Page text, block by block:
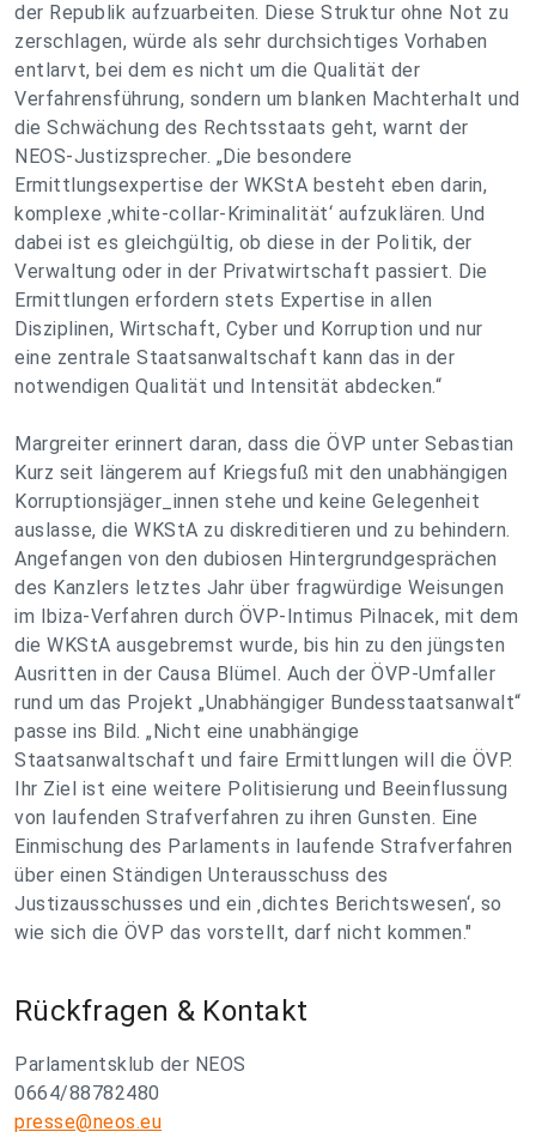
der Republik aufzuarbeiten. Diese Struktur ohne Not zu
zerschlagen, würde als sehr durchsichtiges Vorhaben
entlarvt, bei dem es nicht um die Qualität der
Verfahrensführung, sondern um blanken Machterhalt und
die Schwächung des Rechtsstaats geht, warnt der
NEOS-Justizsprecher. „Die besondere
Ermittlungsexpertise der WKStA besteht eben darin,
komplexe ‚white-collar-Kriminalität‘ aufzuklären. Und
dabei ist es gleichgültig, ob diese in der Politik, der
Verwaltung oder in der Privatwirtschaft passiert. Die
Ermittlungen erfordern stets Expertise in allen
Disziplinen, Wirtschaft, Cyber und Korruption und nur
eine zentrale Staatsanwaltschaft kann das in der
notwendigen Qualität und Intensität abdecken.“
Margreiter erinnert daran, dass die ÖVP unter Sebastian
Kurz seit längerem auf Kriegsfuß mit den unabhängigen
Korruptionsjäger_innen stehe und keine Gelegenheit
auslasse, die WKStA zu diskreditieren und zu behindern.
Angefangen von den dubiosen Hintergrundgesprächen
des Kanzlers letztes Jahr über fragwürdige Weisungen
im Ibiza-Verfahren durch ÖVP-Intimus Pilnacek, mit dem
die WKStA ausgebremst wurde, bis hin zu den jüngsten
Ausritten in der Causa Blümel. Auch der ÖVP-Umfaller
rund um das Projekt „Unabhängiger Bundesstaatsanwalt“
passe ins Bild. „Nicht eine unabhängige
Staatsanwaltschaft und faire Ermittlungen will die ÖVP.
Ihr Ziel ist eine weitere Politisierung und Beeinflussung
von laufenden Strafverfahren zu ihren Gunsten. Eine
Einmischung des Parlaments in laufende Strafverfahren
über einen Ständigen Unterausschuss des
Justizausschusses und ein ‚dichtes Berichtswesen‘, so
wie sich die ÖVP das vorstellt, darf nicht kommen."
Rückfragen & Kontakt
Parlamentsklub der NEOS
0664/88782480
presse@neos.eu